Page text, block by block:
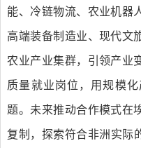
能、冷链物流、农业机器
高端装备制造业、现代文
农业产业集群，引领产业
质量就业岗位，用规模
题。未来推动合作模式在
复制，探索符合非洲实际